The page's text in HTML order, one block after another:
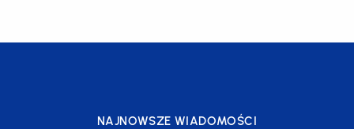
NAJNOWSZE WIADOMOŚCI